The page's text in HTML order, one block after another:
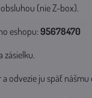
(nie Z-box).
eshopu:95678470
zásielku.
odvezie ju späť